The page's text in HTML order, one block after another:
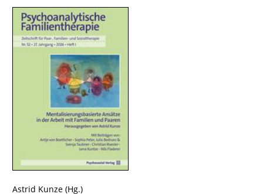
Astrid Kunze